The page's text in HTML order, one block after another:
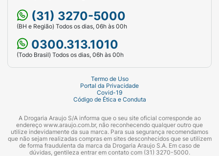
(31) 3270-5000
(BH e Região) Todos os dias, 06h às 00h
0300.313.1010
(Todo Brasil) Todos os dias, 06h às 00h
Termo de Uso
Portal da Privacidade
Covid-19
Código de Ética e Conduta
A Drogaria Araujo S/A informa que o seu site oficial corresponde ao
endereço www.araujo.com.br, não reconhecendo qualquer outro que
utilize indevidamente da sua marca. Para sua segurança recomendamos
que não sejam realizadas compras em sites desconhecidos que se utilizem
de forma fraudulenta da marca da Drogaria Araujo S.A. Em caso de
dúvidas, gentileza entrar em contato com (31) 3270-5000.